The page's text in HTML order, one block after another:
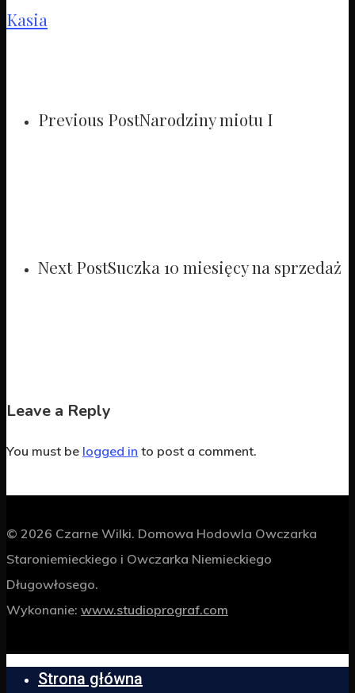
Kasia
Previous PostNarodziny miotu I
Next PostSuczka 10 miesięcy na sprzedaż
Leave a Reply
You must be logged in to post a comment.
© 2026 Czarne Wilki. Domowa Hodowla Owczarka
Staroniemieckiego i Owczarka Niemieckiego
Długowłosego.
Wykonanie: www.studioprograf.com
Strona główna